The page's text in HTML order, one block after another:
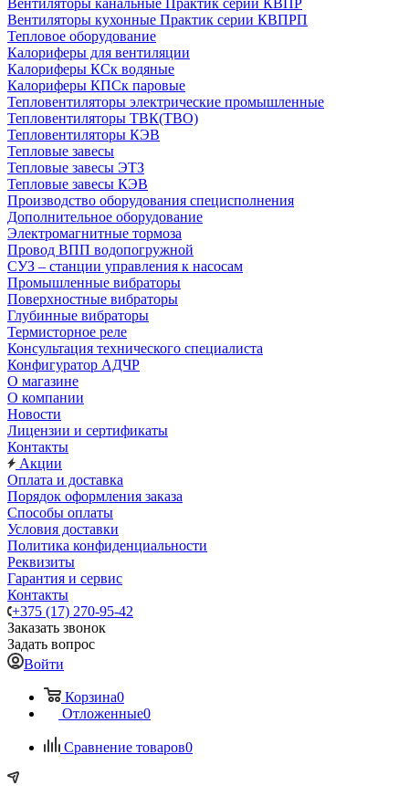
Вентиляторы канальные Практик серии КВПР
Вентиляторы кухонные Практик серии КВПРП
Тепловое оборудование
Калориферы для вентиляции
Калориферы КСк водяные
Калориферы КПСк паровые
Тепловентиляторы электрические промышленные
Тепловентиляторы ТВК(ТВО)
Тепловентиляторы КЭВ
Тепловые завесы
Тепловые завесы ЭТЗ
Тепловые завесы КЭВ
Производство оборудования специсполнения
Дополнительное оборудование
Электромагнитные тормоза
Провод ВПП водопогружной
СУЗ – станции управления к насосам
Промышленные вибраторы
Поверхностные вибраторы
Глубинные вибраторы
Термисторное реле
Консультация технического специалиста
Конфигуратор АДЧР
О магазине
О компании
Новости
Лицензии и сертификаты
Контакты
Акции
Оплата и доставка
Порядок оформления заказа
Способы оплаты
Условия доставки
Политика конфиденциальности
Реквизиты
Гарантия и сервис
Контакты
+375 (17) 270-95-42
Заказать звонок
Задать вопрос
Войти
Корзина0
Отложенные0
Сравнение товаров0